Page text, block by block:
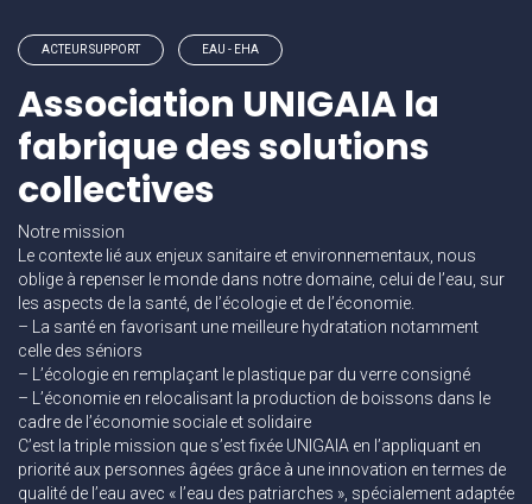
ACTEUR SUPPORT EAU - EHA
Association UNIGAIA la
fabrique des solutions
collectives
Notre mission
Le contexte lié aux enjeux sanitaire et environnementaux, nous
oblige à repenser le monde dans notre domaine, celui de l’eau, sur
les aspects de la santé, de l’écologie et de l’économie.
– La santé en favorisant une meilleure hydratation notamment
celle des séniors
– L’écologie en remplaçant le plastique par du verre consigné
– L’économie en relocalisant la production de boissons dans le
cadre de l’économie sociale et solidaire
C’est la triple mission que s’est fixée UNIGAIA en l’appliquant en
priorité aux personnes âgées grâce à une innovation en termes de
qualité de l’eau avec « l’eau des patriarches », spécialement adaptée